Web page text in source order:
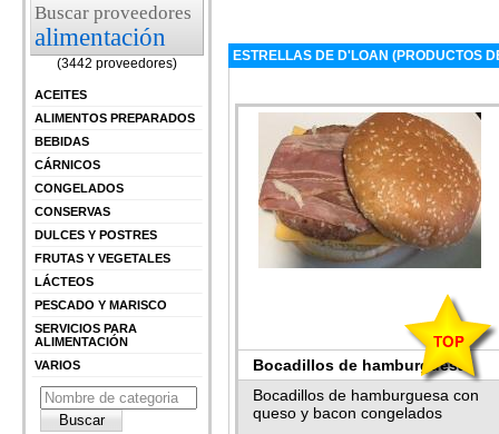
Buscar proveedores
alimentación
(3442 proveedores)
ACEITES
ALIMENTOS PREPARADOS
BEBIDAS
CÁRNICOS
CONGELADOS
CONSERVAS
DULCES Y POSTRES
FRUTAS Y VEGETALES
LÁCTEOS
PESCADO Y MARISCO
SERVICIOS PARA
ALIMENTACIÓN
VARIOS
ESTRELLAS DE D'LOAN (PRODUCTOS
Bocadillos de hamburguesa
congelados
Bocadillos de hamburguesa con
queso y bacon congelados